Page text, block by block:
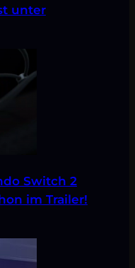
unter
Switch 2
im Trailer!